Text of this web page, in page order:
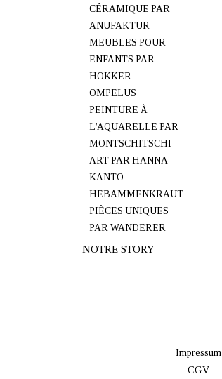
CÉRAMIQUE PAR
ANUFAKTUR
MEUBLES POUR
ENFANTS PAR
HOKKER
OMPELUS
PEINTURE À
L'AQUARELLE PAR
MONTSCHITSCHI
ART PAR HANNA
KANTO
HEBAMMENKRAUT
PIÈCES UNIQUES
PAR WANDERER
NOTRE STORY
Impressum
CGV